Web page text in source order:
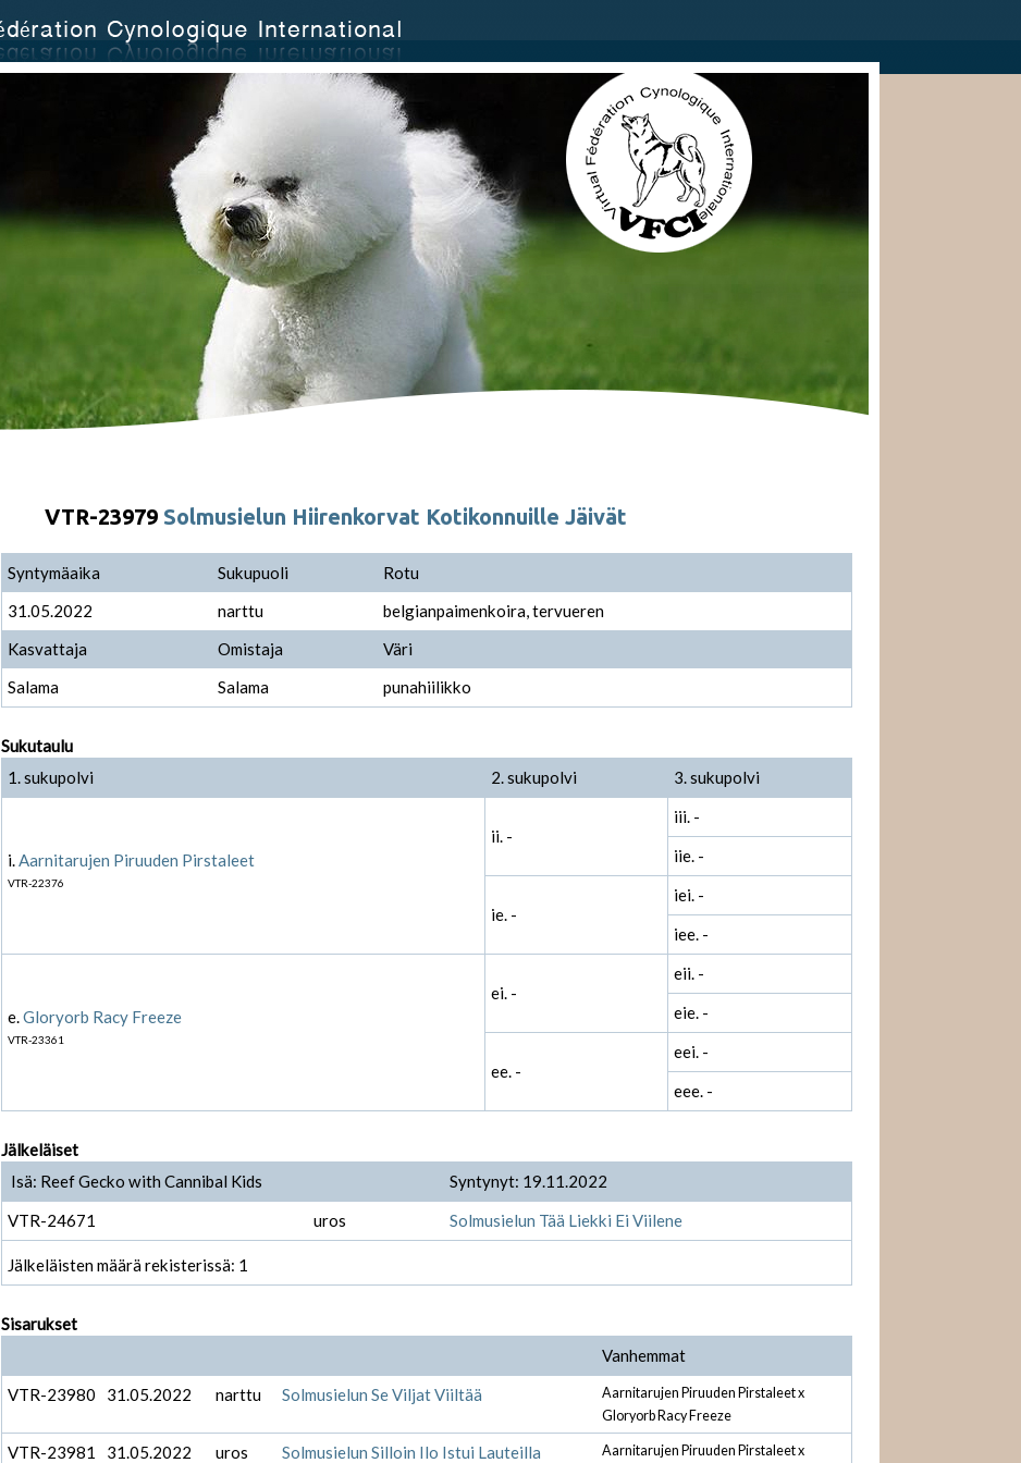
VTR-23979 Solmusielun Hiirenkorvat Kotikonnuille Jäivät
Syntymäaika Sukupuoli
Rotu
31.05.2022
narttu
belgianpaimenkoira, tervueren
Kasvattaja
Omistaja
Väri
Salama
Salama punahiilikko
Sukutaulu
1. sukupolvi
2. sukupolvi 3. sukupolvi
i.Aarnitarujen Piruuden Pirstaleet
VTR-22376
ii. -
iii. -
iie. -
ie. -
iei. -
iee. -
e.Gloryorb Racy Freeze
VTR-23361
ei. -
eii. -
eie. -
ee. -
eei. -
eee. -
Jälkeläiset
Isä: Reef Gecko with Cannibal Kids
Syntynyt: 19.11.2022
VTR-24671
uros Solmusielun Tää Liekki Ei Viilene
Jälkeläisten määrä rekisterissä: 1
Sisarukset
Vanhemmat
VTR-23980
31.05.2022 narttu Solmusielun Se Viljat Viiltää
Aarnitarujen Piruuden Pirstaleet x
Gloryorb Racy Freeze
VTR-23981 31.05.2022 uros Solmusielun Silloin Ilo Istui Lauteilla Aarnitarujen Piruuden Pirstaleet x